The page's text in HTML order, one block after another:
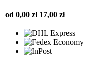
od 0,00 zł 17,00 zł